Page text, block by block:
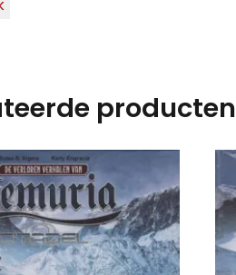
producten